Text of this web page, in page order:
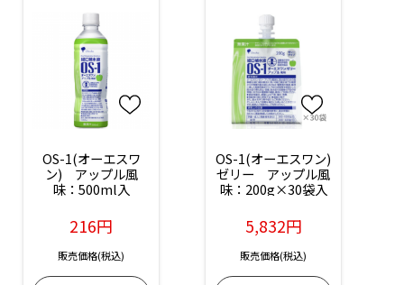
OS-1(オーエスワ
ン)　アップル風
味：500ml入
216円
販売価格(税込)
OS-1(オーエスワン)
ゼリー　アップル風
味：200g×30袋入
5,832円
販売価格(税込)